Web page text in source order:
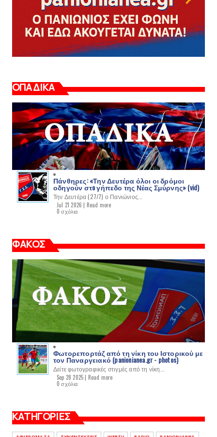
ΟΠΑΔΙΚΑ
Πάνθηρες: «Την Δευτέρα όλοι οι δρόμοι
οδηγούν στo γήπεδο της Νέας Σμύρνης» (vid)
Την Δευτέρα (27/7) ο Πανιώνιος...
Jul 21 2026 | Read more
0 σχόλια
ΦΑΚΟΣ
Φωτορεπορτάζ από τη νίκη του Ιστορικού με
τον Παναργειακό (panionianea.gr - photos)
Δείτε φωτογραφικές στιγμές από τη νίκη...
Sep 28 2025 | Read more
0 σχόλια
ΚΑΤΗΓΟΡΙΕΣ